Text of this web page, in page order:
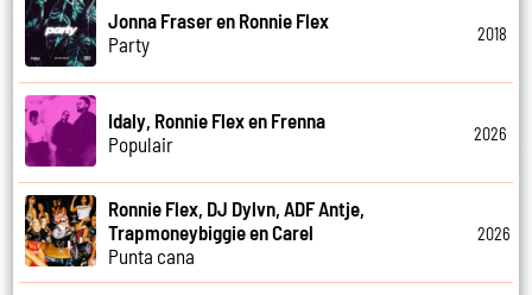
Jonna Fraser en Ronnie Flex
Party
2018
Idaly, Ronnie Flex en Frenna
Populair
2026
Ronnie Flex, DJ Dylvn, ADF Antje,
Trapmoneybiggie en Carel
Punta cana
2026